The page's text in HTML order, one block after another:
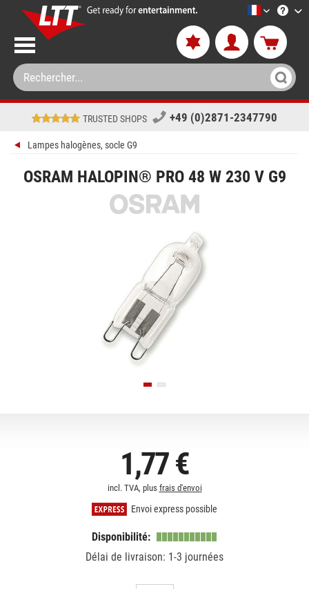
LTT-
TRUSTED SHOPS +49 (0)2871-2347790
Lampes halogènes, socle G9
OSRAM HALOPIN® PRO 48 W 230 V G9
1,77 €
incl. TVA, plus frais d'envoi
Envoi express possible
Disponibilité:
Délai de livraison: 1-3 journées